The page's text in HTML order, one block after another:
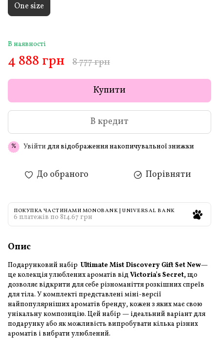
One size
В наявності
4 888 грн 8 777 грн
Купити
В кредит
% Увійти для відображення накопичувальної знижки
До обраного Порівняти
ПОКУПКА ЧАСТИНАМИ MONOBANK | UNIVERSAL BANK
6 платежів по 814.67 грн
Опис
Подарунковий набір Ultimate Mist Discovery Gift Set New—
це колекція улюблених ароматів відVictoria's Secret,що
дозволяє відкрити для себе різноманіття розкішних спреїв
для тіла. У комплекті представлені міні-версії
найпопулярніших ароматів бренду, кожен з яких має свою
унікальну композицію. Цей набір — ідеальний варіант для
подарунку або як можливість випробувати кілька різних
ароматів і вибрати улюблений.